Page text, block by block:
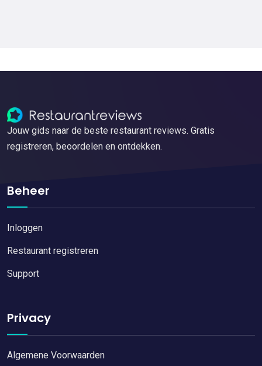
Jouw gids naar de beste restaurant reviews. Gratis
registreren, beoordelen en ontdekken.
Beheer
Inloggen
Restaurant registreren
Support
Privacy
Algemene Voorwaarden